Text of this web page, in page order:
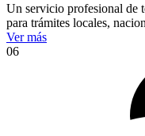
Un servicio profesional de
para trámites locales,
Ver más
06